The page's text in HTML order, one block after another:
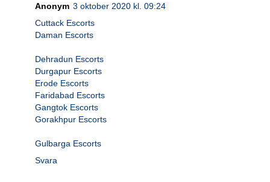
Anonym 3 oktober 2020 kl. 09:24
Cuttack Escorts
Daman Escorts
Dehradun Escorts
Durgapur Escorts
Erode Escorts
Faridabad Escorts
Gangtok Escorts
Gorakhpur Escorts
Gulbarga Escorts
Svara